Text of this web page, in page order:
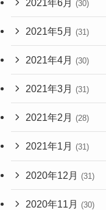
(30)
2021年5月 (31)
2021年4月 (30)
2021年3月 (31)
2021年2月 (28)
2021年1月 (31)
2020年12月 (31)
2020年11月 (30)